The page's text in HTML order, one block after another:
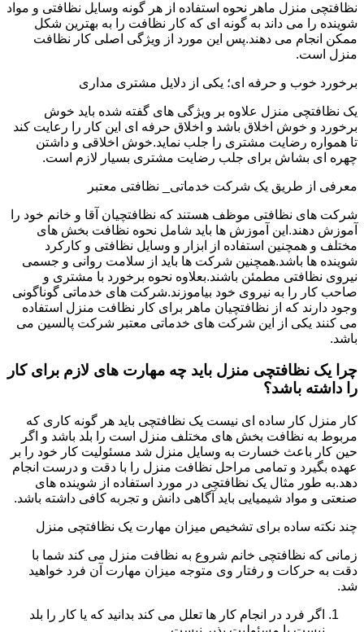
نظافتچی منزل ماهر نحوه استفاده از هر گونه وسایل نظافتی و مواد
شوینده را می داند به گونه ای که کار نظافت را به بهترین شکل
ممکن انجام می دهند.پس این مورد از ویژگی اصلی کار نظافت
منزل است.
برخورد خوب و حرفه ای؛ یکی از دلایل مشتری مداری
یک نظافتچی منزل علاوه بر ویژگی های گفته شده باید خوش
برخورد و خوش اخلاق باشد و اخلاق حرفه ای این کار را رعایت کند
تا همواره رضایت مشتری را جلب نماید.خوش اخلاقی و داشتن
چهره ای بشاش برای جلب رضایت مشتری بسیار لازم است.
معرفی از طریق یک شرکت خدماتی_ نظافتی معتبر
شرکت های نظافتی موظف هستند که نظافتچیان آقا و خانم خود را
آموزش دهند.این آموزش ها باید شامل نحوه نظافت بخش های
مختلف و همچنین استفاده از ابزار و وسایل نظافتی و کارکرد
شوینده ها باشد.همچنین شرکت ها باید از سلامت روانی و جسمی
نیروی نظافتی مطمئن باشند.بعلاوه نحوه برخورد با مشتری و
صاحب کار را به نیروی خود بیاموزند.شرکت های خدماتی گوناگونی
وجود دارند که از نظافتچیان ماهر برای کار نظافت منزل استفاده
می کنند یکی از این شرکت های خدماتی معتبر شرکت پالسین می
باشد.
چرا یک نظافتچی منزل باید چه مهارت های لازم برای کار
را داشته باشد؟
کار منزل کار ساده ای نیست یک نظافتچی باید هر گونه کاری که
مربوط به نظافت بخش های مختلف منزل است را بلد باشد و اگر
حین کار باعث خسارت به وسایل منزل شد مسئولیت کار خود را بر
عهده بگیرد و تمامی مراحل نظافت منزل را با دقت و درست انجام
دهد.به طور مثال یک نظافتچی در مورد استفاده از شوینده های
صنعتی و مواد شیمیایی باید آگاهی دانش و تجربه کافی داشته باشد.
چند نکته ساده برای تشخیص میزان مهارت یک نظافتچی منزل
زمانی که نظافتچی خانم شروع به نظافت منزل می کند شما با
دقت به حرکات و رفتار وی متوجه میزان مهارت آن فرد خواهید
شد.
اگر فرد در انجام کار ها تعلل می کند بدانید که یا کار را بلد